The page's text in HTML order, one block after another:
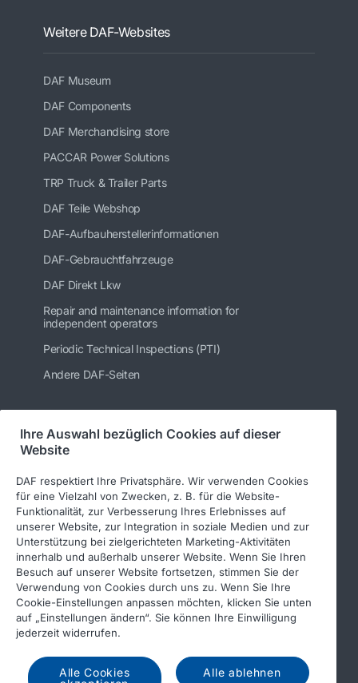
Weitere DAF-Websites
DAF Museum
DAF Components
DAF Merchandising store
PACCAR Power Solutions
TRP Truck & Trailer Parts
DAF Teile Webshop
DAF-Aufbauherstellerinformationen
DAF-Gebrauchtfahrzeuge
DAF Direkt Lkw
Repair and maintenance information for
independent operators
Periodic Technical Inspections (PTI)
Andere DAF-Seiten
Folgen Sie uns
© 2026 DAF
Rechtlicher Hinweis
Datenschutzerklärung
DAF und Cookies
Income Tax Report
Ihre Auswahl bezüglich Cookies auf dieser
Website
DAF respektiert Ihre Privatsphäre. Wir verwenden Cookies
für eine Vielzahl von Zwecken, z. B. für die Website-
Funktionalität, zur Verbesserung Ihres Erlebnisses auf
unserer Website, zur Integration in soziale Medien und zur
Unterstützung bei zielgerichteten Marketing-Aktivitäten
innerhalb und außerhalb unserer Website. Wenn Sie Ihren
Besuch auf unserer Website fortsetzen, stimmen Sie der
Verwendung von Cookies durch uns zu. Wenn Sie Ihre
Cookie-Einstellungen anpassen möchten, klicken Sie unten
auf „Einstellungen ändern“. Sie können Ihre Einwilligung
jederzeit widerrufen.
Alle Cookies
Alle ablehnen